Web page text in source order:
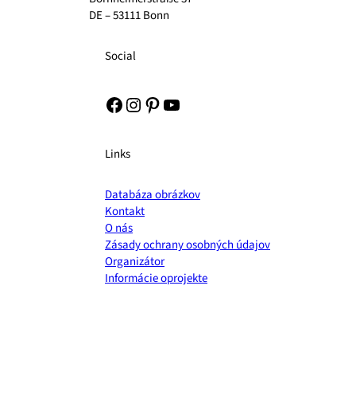
DE – 53111 Bonn
Social
Facebook
Instagram
Pinterest
YouTube
Links
Databáza obrázkov
Kontakt
O nás
Zásady ochrany osobných údajov
Organizátor
Informácie oprojekte